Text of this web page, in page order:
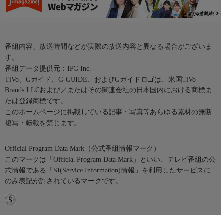
番組内容、放送時間などが実際の放送内容と異なる場合がございま
す。
番組データ提供元：IPG Inc.
TiVo、Gガイド、G-GUIDE、およびGガイドロゴは、米国TiVo
Brands LLCおよび／またはその関連会社の日本国内における商標ま
たは登録商標です。
このホームページに掲載している記事・写真等あらゆる素材の無断
複写・転載を禁じます。
Official Program Data Mark（公式番組情報マーク）
このマークは「Official Program Data Mark」といい、テレビ番組の公
式情報である「SI(Service Information)情報」を利用したサービスに
のみ表記が許されているマークです。